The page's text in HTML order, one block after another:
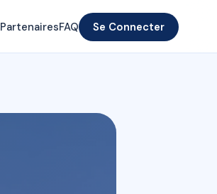
PartenairesFAQ Se Connecter